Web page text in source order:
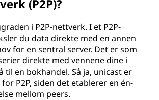
(P2P)?
i P2P-nettverk. I et P2P-
du data direkte med en annen
for en sentral server. Det er som
direkte med vennene dine i
til en bokhandel. Så ja, unicast er
P2P, siden det etablerer en én-
mellom peers.